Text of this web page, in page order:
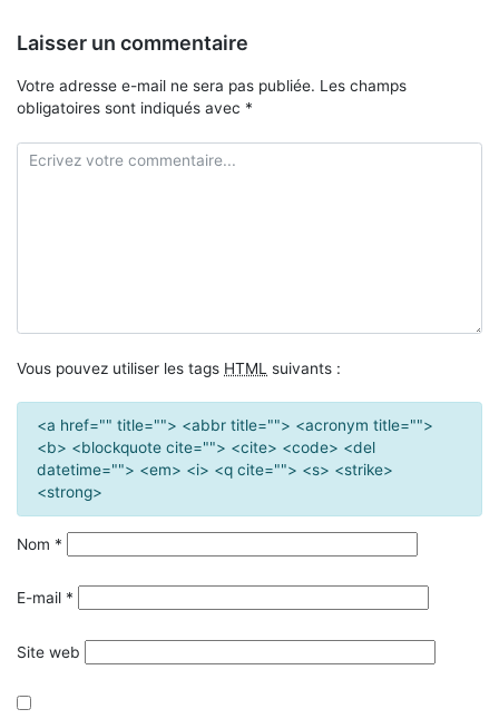
Laisser un commentaire
Votre adresse e-mail ne sera pas publiée. Les champs
obligatoires sont indiqués avec *
Vous pouvez utiliser les tags HTML suivants :
<a href="" title=""> <abbr title=""> <acronym title="">
<b> <blockquote cite=""> <cite> <code> <del
datetime=""> <em> <i> <q cite=""> <s> <strike>
<strong>
Nom *
E-mail *
Site web